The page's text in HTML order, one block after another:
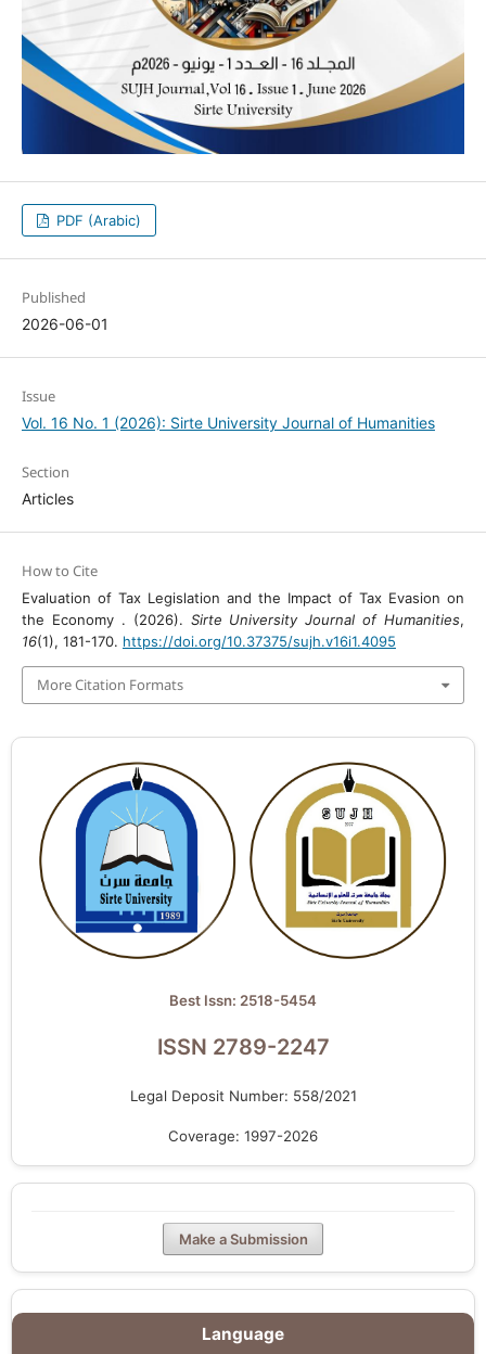
PDF (Arabic)
Published
2026-06-01
Issue
Vol. 16 No. 1 (2026): Sirte University Journal of Humanities
Section
Articles
How to Cite
Evaluation of Tax Legislation and the Impact of Tax Evasion on
the Economy . (2026). Sirte University Journal of Humanities,
16(1), 181-170. https://doi.org/10.37375/sujh.v16i1.4095
More Citation Formats
Best Issn: 2518-5454
ISSN 2789-2247
Legal Deposit Number: 558/2021
Coverage: 1997-2026
Make a Submission
Language